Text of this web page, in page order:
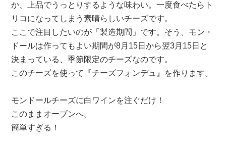
か、上品でうっとりするような味わい。一度食べたらト
リコになってしまう素晴らしいチーズです。
ここで注目したいのが「製造期間」です。そう、モン・
ドールは作ってもよい期間が8月15日から翌3月15日と
決まっている、季節限定のチーズなのです。
このチーズを使って『チーズフォンデュ』を作ります。
モンドールチーズに白ワインを注ぐだけ！
このままオーブンへ。
簡単すぎる！